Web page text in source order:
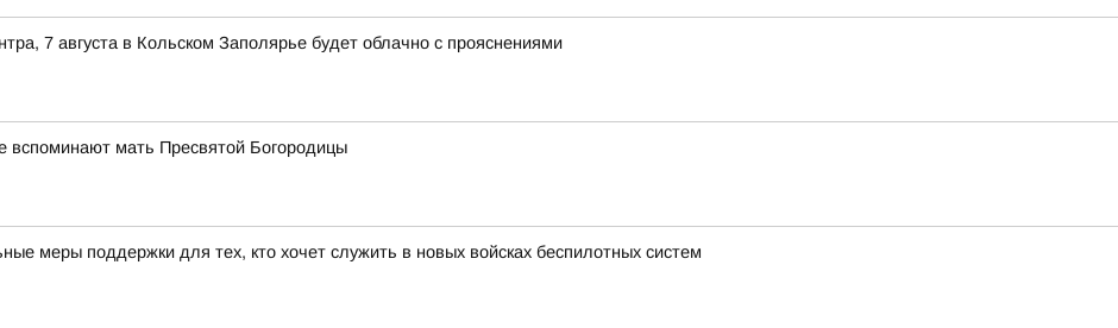
7 августа в Кольском Заполярье будет облачно с прояснениями
мать Пресвятой Богородицы
меры поддержки для тех, кто хочет служить в новых войсках беспилотных систем